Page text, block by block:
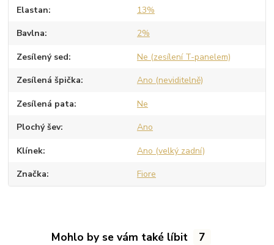
Elastan 13%
Bavlna 2%
Zesílený sed Ne (zesílení T-panelem)
Zesílená špička Ano (neviditelně)
Zesílená pata Ne
Plochý šev Ano
Klínek Ano (velký zadní)
Značka Fiore
Mohlo by se vám také líbit 7